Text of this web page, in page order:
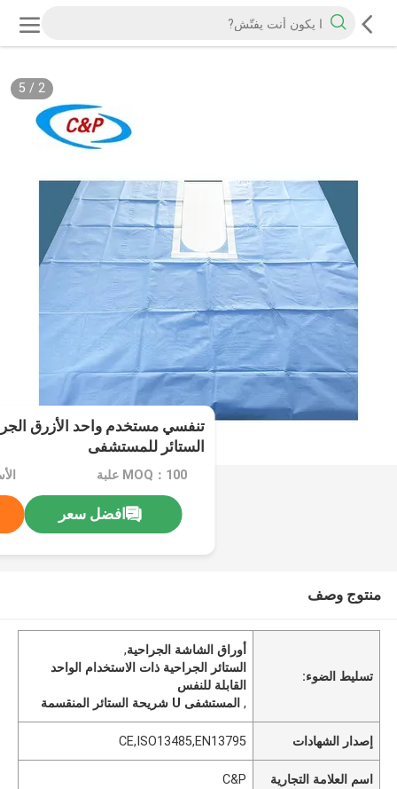
2
/
5
الستائر للمستشفى
MOQ：100 علبة
افضل سعر
منتوج وصف
تسليط الضوء:
أوراق الشاشة الجراحية,
الستائر الجراحية ذات الاستخدام الواحد
القابلة للنفس
,المستشفى U شريحة الستائر المنقسمة
إصدار الشهادات CE,ISO13485,EN13795
اسم العلامة التجارية C&P